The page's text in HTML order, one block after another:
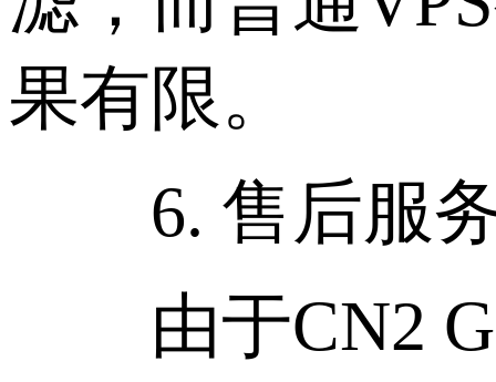
果有限。
6. 售后服务
由于CN2